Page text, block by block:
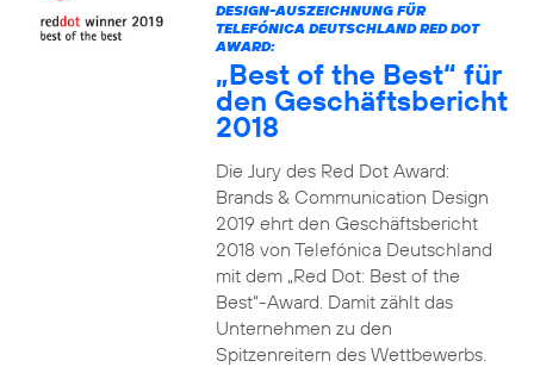
DESIGN-AUSZEICHNUNG FÜR
TELEFÓNICA DEUTSCHLAND RED DOT
AWARD:
„Best of the Best“ für
den Geschäftsbericht
2018
Die Jury des Red Dot Award:
Brands & Communication Design
2019 ehrt den Geschäftsbericht
2018 von Telefónica Deutschland
mit dem „Red Dot: Best of the
Best“-Award. Damit zählt das
Unternehmen zu den
Spitzenreitern des Wettbewerbs.